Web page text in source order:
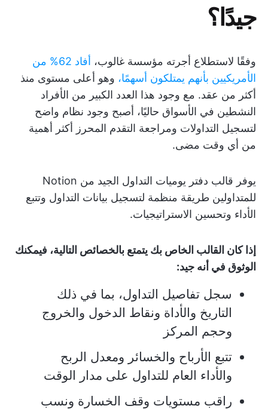
جيدًا؟
وفقًا لاستطلاع أجرته مؤسسة غالوب،
أفاد 62% من
الأمريكيين بأنهم يمتلكون أسهمًا، وهو أعلى مستوى منذ
أكثر من عقد. مع وجود هذا العدد الكبير من الأفراد
النشطين في الأسواق حاليًا، أصبح وجود نظام واضح
لتسجيل التداولات ومراجعة التقدم المحرز أكثر أهمية
من أي وقت مضى.
يوفر قالب دفتر يوميات التداول الجيد من Notion
للمتداولين طريقة منظمة لتسجيل بيانات التداول وتتبع
الأداء وتحسين الاستراتيجيات.
إذا كان القالب الخاص بك يتمتع بالخصائص التالية، فيمكنك
الوثوق في أنه جيد:
سجل تفاصيل التداول، بما في ذلك
التاريخ والأداة ونقاط الدخول والخروج
وحجم المركز
تتبع الأرباح والخسائر ومعدل الربح
والأداء العام للتداول على مدار الوقت
راقب مستويات وقف الخسارة ونسب